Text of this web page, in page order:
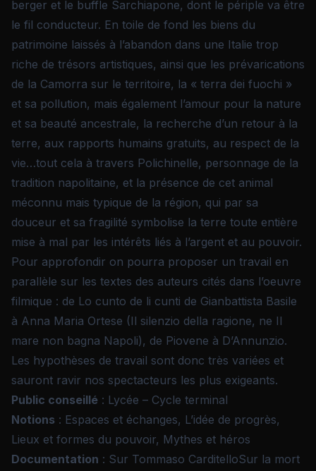
berger et le buffle Sarchiapone, dont le périple va être
le fil conducteur. En toile de fond les biens du
patrimoine laissés à l’abandon dans une Italie trop
riche de trésors artistiques, ainsi que les prévarications
de la Camorra sur le territoire, la « terra dei fuochi »
et sa pollution, mais également l’amour pour la nature
et sa beauté ancestrale, la recherche d’un retour à la
terre, aux rapports humains gratuits, au respect de la
vie…tout cela à travers Polichinelle, personnage de la
tradition napolitaine, et la présence de cet animal
méconnu mais typique de la région, qui par sa
douceur et sa fragilité symbolise la terre toute entière
mise à mal par les intérêts liés à l’argent et au pouvoir.
Pour approfondir on pourra proposer un travail en
parallèle sur les textes des auteurs cités dans l’oeuvre
filmique : de Lo cunto de li cunti de Gianbattista Basile
à Anna Maria Ortese (Il silenzio della ragione, ne Il
mare non bagna Napoli), de Piovene à D’Annunzio.
Les hypothèses de travail sont donc très variées et
sauront ravir nos spectacteurs les plus exigeants.
Public conseillé : Lycée – Cycle terminal
Notions : Espaces et échanges, L’idée de progrès,
Lieux et formes du pouvoir, Mythes et héros
Documentation : Sur Tommaso CarditelloSur la mort